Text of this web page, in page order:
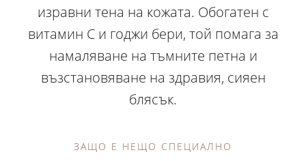
изравни тена на кожата. Обогатен с
витамин С и годжи бери, той помага за
намаляване на тъмните петна и
възстановяване на здравия, сияен
блясък.
ЗАЩО Е НЕЩО СПЕЦИАЛНО